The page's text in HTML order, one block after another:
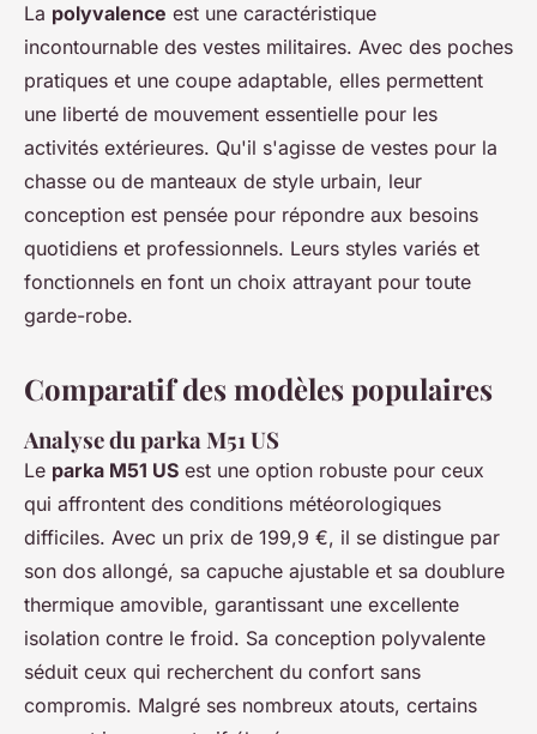
La polyvalence est une caractéristique
incontournable des vestes militaires. Avec des poches
pratiques et une coupe adaptable, elles permettent
une liberté de mouvement essentielle pour les
activités extérieures. Qu'il s'agisse de vestes pour la
chasse ou de manteaux de style urbain, leur
conception est pensée pour répondre aux besoins
quotidiens et professionnels. Leurs styles variés et
fonctionnels en font un choix attrayant pour toute
garde-robe.
Comparatif des modèles populaires
Analyse du parka M51 US
Le parka M51 US est une option robuste pour ceux
qui affrontent des conditions météorologiques
difficiles. Avec un prix de 199,9 €, il se distingue par
son dos allongé, sa capuche ajustable et sa doublure
thermique amovible, garantissant une excellente
isolation contre le froid. Sa conception polyvalente
séduit ceux qui recherchent du confort sans
compromis. Malgré ses nombreux atouts, certains